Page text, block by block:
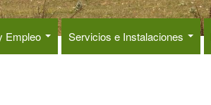
Empleo Servicios e Instalaciones